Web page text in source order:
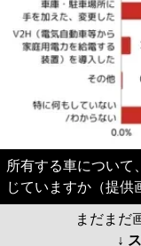
所有する車について
じていますか（提供
まだまだ
↓